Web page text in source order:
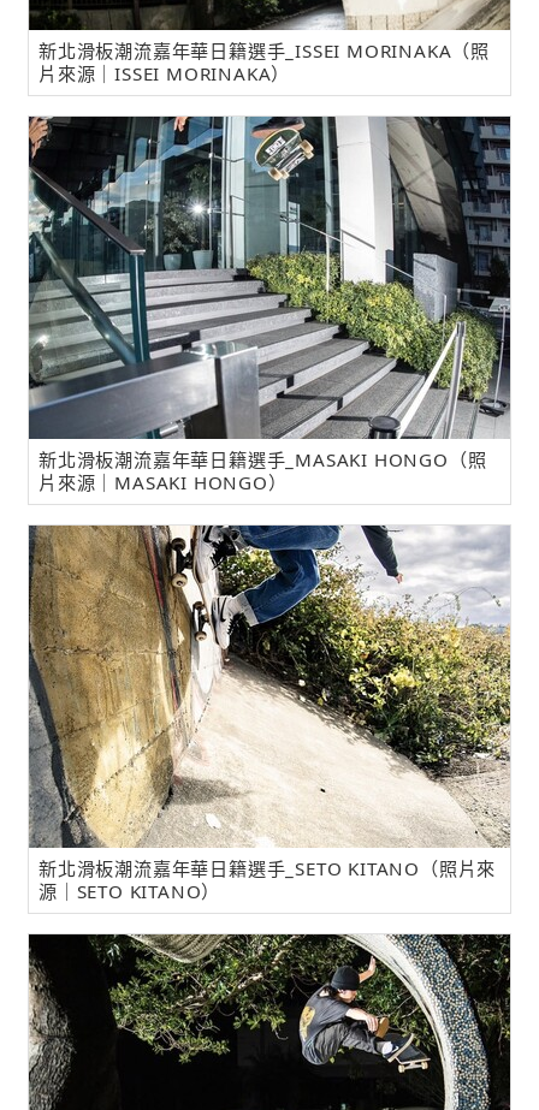
新北滑板潮流嘉年華日籍選手_ISSEI MORINAKA（照
片來源｜ISSEI MORINAKA）
新北滑板潮流嘉年華日籍選手_MASAKI HONGO（照
片來源｜MASAKI HONGO）
新北滑板潮流嘉年華日籍選手_SETO KITANO（照片來
源｜SETO KITANO）